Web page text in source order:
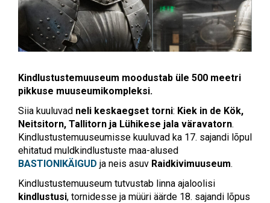
Kindlustustemuuseum moodustab üle 500 meetri
pikkuse muuseumikompleksi.
Siia kuuluvad neli keskaegset torni: Kiek in de Kök,
Neitsitorn, Tallitorn ja Lühikese jala väravatorn.
Kindlustustemuuseumisse kuuluvad ka 17. sajandi lõpul
ehitatud muldkindlustuste maa-alused
BASTIONIKÄIGUD ja neis asuv Raidkivimuuseum.
Kindlustustemuuseum tutvustab linna ajaloolisi
kindlustusi, tornidesse ja müüri äärde 18. sajandi lõpus